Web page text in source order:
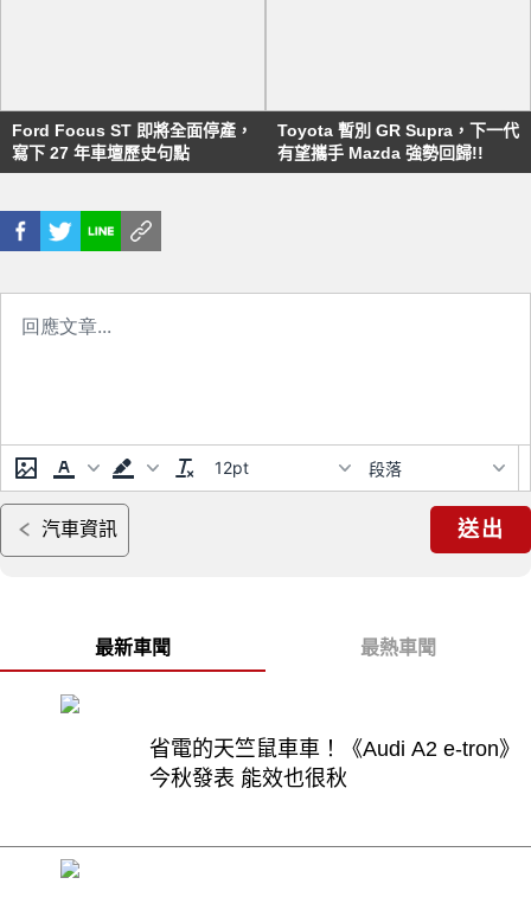
Ford Focus ST 即將全面停產，
寫下 27 年車壇歷史句點
Toyota 暫別 GR Supra，下一代
有望攜手 Mazda 強勢回歸!!
12pt 段落
汽車資訊 送出
最新車聞 最熱車聞
省電的天竺鼠車車！《Audi A2 e-tron》
今秋發表 能效也很秋